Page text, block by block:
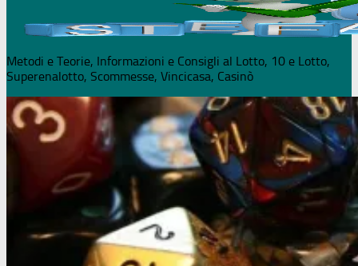
Metodi e Teorie, Informazioni e Consigli al Lotto, 10 e Lotto,
Superenalotto, Scommesse, Vincicasa, Casinò